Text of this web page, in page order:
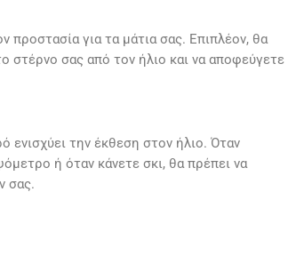
προστασία για τα μάτια σας. Επιπλέον, θα
σας από τον ήλιο και να αποφεύγετε
ενισχύει την έκθεση στον ήλιο. Όταν
ή όταν κάνετε σκι, θα πρέπει να
σας.